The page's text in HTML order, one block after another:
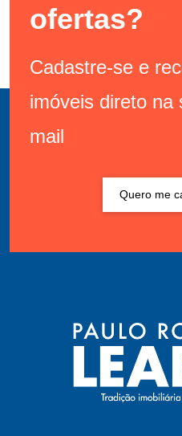
ofertas?
Cadastre-se e
imóveis direto na
mail
Quero me